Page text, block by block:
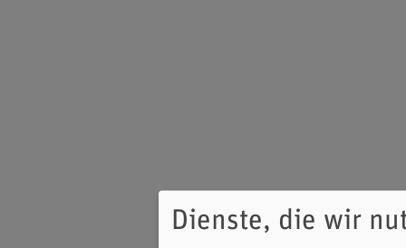
Dienste, die wir